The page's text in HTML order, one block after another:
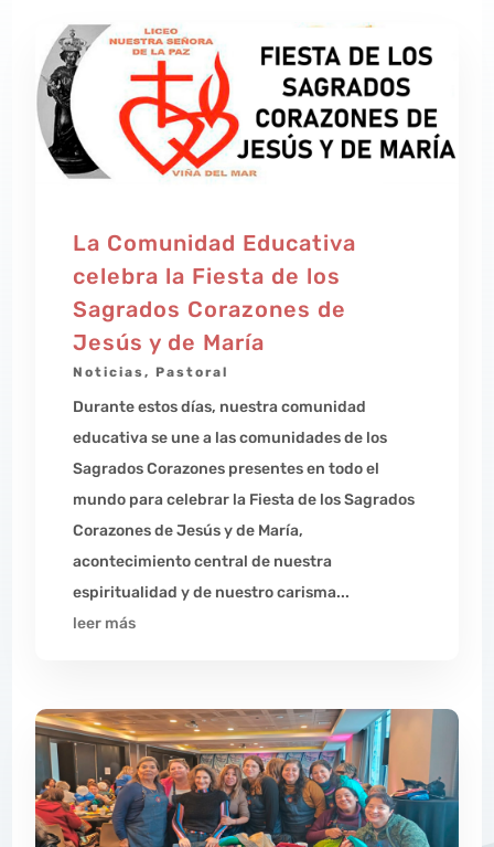
La Comunidad Educativa
celebra la Fiesta de los
Sagrados Corazones de
Jesús y de María
Noticias,Pastoral
Durante estos días, nuestra comunidad
educativa se une a las comunidades de los
Sagrados Corazones presentes en todo el
mundo para celebrar la Fiesta de los Sagrados
Corazones de Jesús y de María,
acontecimiento central de nuestra
espiritualidad y de nuestro carisma...
leer más